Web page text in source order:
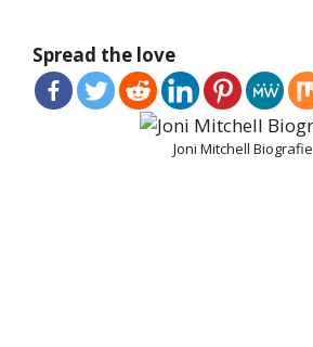
Spread the love
Joni Mitchell Biografie